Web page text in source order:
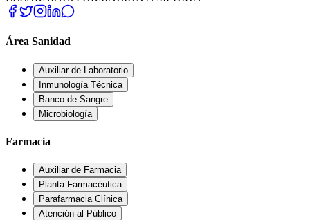
Área Sanidad
Auxiliar de Laboratorio
Inmunología Técnica
Banco de Sangre
Microbiología
Farmacia
Auxiliar de Farmacia
Planta Farmacéutica
Parafarmacia Clínica
Atención al Público